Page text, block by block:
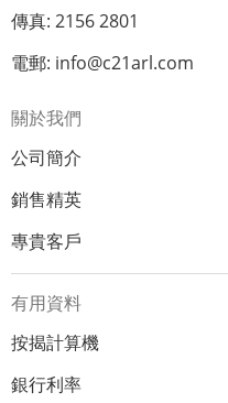
傳真: 2156 2801
電郵: info@c21arl.com
關於我們
公司簡介
銷售精英
專貴客戶
有用資料
按揭計算機
銀行利率